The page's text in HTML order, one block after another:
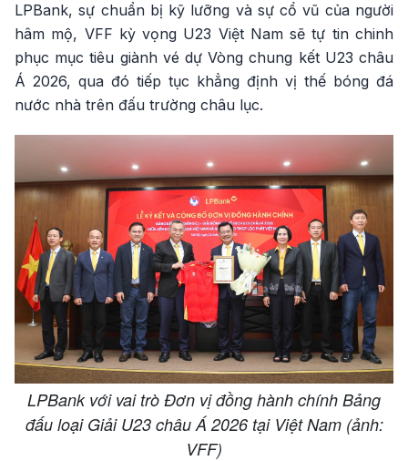
LPBank, sự chuẩn bị kỹ lưỡng và sự cổ vũ của người
hâm mộ, VFF kỳ vọng U23 Việt Nam sẽ tự tin chinh
phục mục tiêu giành vé dự Vòng chung kết U23 châu
Á 2026, qua đó tiếp tục khẳng định vị thế bóng đá
nước nhà trên đấu trường châu lục.
LPBank với vai trò Đơn vị đồng hành chính Bảng
đấu loại Giải U23 châu Á 2026 tại Việt Nam (ảnh:
VFF)